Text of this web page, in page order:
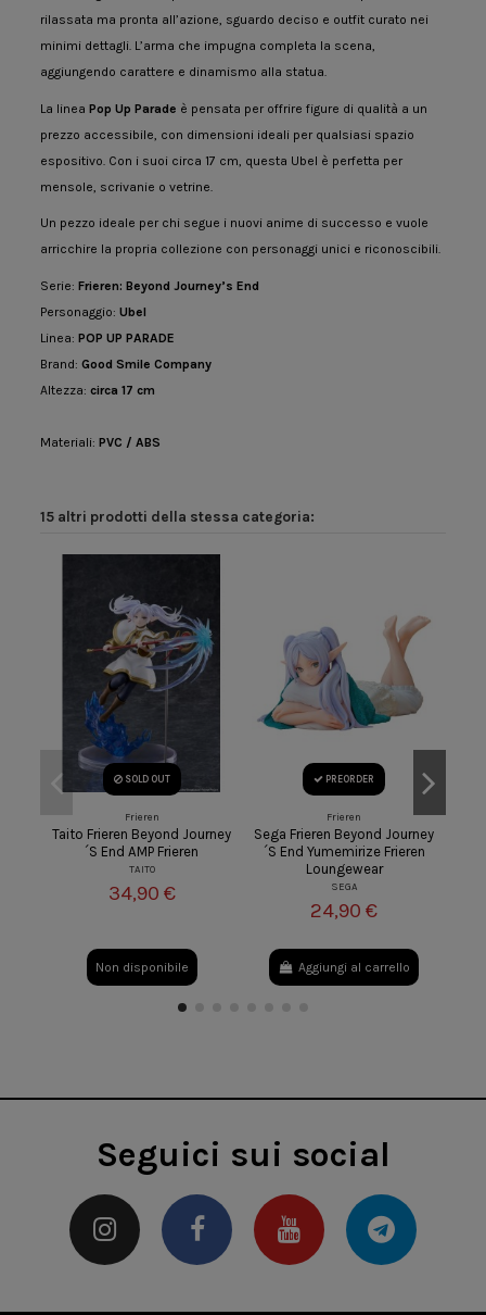
rilassata ma pronta all’azione, sguardo deciso e outfit curato nei
minimi dettagli. L’arma che impugna completa la scena,
aggiungendo carattere e dinamismo alla statua.
La lineaPop Up Parade è pensata per offrire figure di qualità a un
prezzo accessibile, con dimensioni ideali per qualsiasi spazio
espositivo. Con i suoi circa 17 cm, questa Ubel è perfetta per
mensole, scrivanie o vetrine.
Un pezzo ideale per chi segue i nuovi anime di successo e vuole
arricchire la propria collezione con personaggi unici e riconoscibili.
Serie:Frieren: Beyond Journey’s End
Personaggio:Ubel
Linea:POP UP PARADE
Brand:Good Smile Company
Altezza:circa 17 cm
Materiali:PVC / ABS
15 altri prodotti della stessa categoria:
SOLD OUT
Frieren
Taito Frieren Beyond Journey
´s End AMP Frieren
TAITO
34,90 €
Non disponibile
PREORDER
Frieren
Sega Frieren Beyond Journey
´s End Yumemirize Frieren
Loungewear
SEGA
24,90 €
Aggiungi al carrello
Seguici sui social